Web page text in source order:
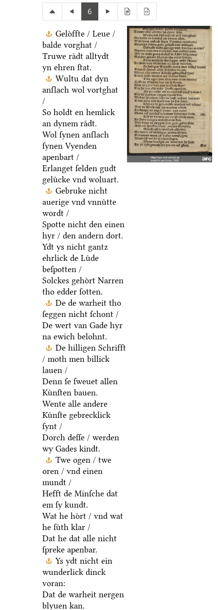
6
Geloͤffte / Leue /
balde vorghat /
Truwe raͤdt alltydt
yn ehren ſtat.
Wultu dat dyn
anſlach wol vortghat
/
So holdt en hemlick
an dynem raͤdt.
Wol ſynen anſlach
ſynen Vyenden
apenbart /
Erlanget ſelden gudt
geluͤcke vnd woluart.
Gebruke nicht
auerige vnd vnnuͤtte
wordt /
Spotte nicht den einen
hyr / den andern dort.
Ydt ys nicht gantz
ehrlick de Luͤde
beſpotten /
Solckes gehoͤrt Narren
tho edder ſotten.
De de warheit tho
ſeggen nicht ſchont /
De wert van Gade hyr
na ewich belohnt.
De hilligen Schrifft
/ moth men billick
lauen /
Denn ſe ſweuet allen
Kuͤnſten bauen.
Wente alle andere
Kuͤnſte gebrecklick
ſynt /
Dorch deſſe / werden
wy Gades kindt.
Twe ogen / twe
oren / vnd einen
mundt /
Hefft de Minſche dat
em ſy kundt.
Wat he hoͤrt / vnd wat
he ſuͤth klar /
Dat he dat alle nicht
ſpreke apenbar.
Ys ydt nicht ein
wunderlick dinck
voran:
Dat de warheit nergen
blyuen kan.